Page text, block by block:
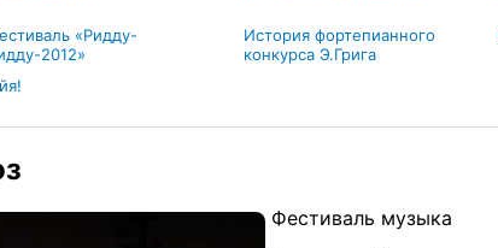
«Ридду-
2012»
История фортепианного
конкурса Э.Грига
Фестиваль музыка